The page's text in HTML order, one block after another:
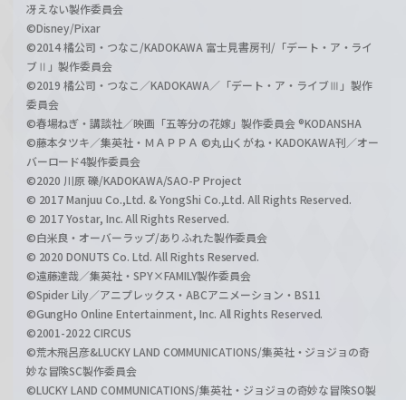
冴えない製作委員会
©Disney/Pixar
©2014 橘公司・つなこ/KADOKAWA 富士見書房刊/「デート・ア・ライ
ブⅡ」製作委員会
©2019 橘公司・つなこ／KADOKAWA／「デート・ア・ライブⅢ」製作
委員会
©春場ねぎ・講談社／映画「五等分の花嫁」製作委員会 ®KODANSHA
©藤本タツキ／集英社・ＭＡＰＰＡ ©丸山くがね・KADOKAWA刊／オー
バーロード4製作委員会
©2020 川原 礫/KADOKAWA/SAO-P Project
© 2017 Manjuu Co.,Ltd. & YongShi Co.,Ltd. All Rights Reserved.
© 2017 Yostar, Inc. All Rights Reserved.
©白米良・オーバーラップ/ありふれた製作委員会
© 2020 DONUTS Co. Ltd. All Rights Reserved.
©遠藤達哉／集英社・SPY×FAMILY製作委員会
©Spider Lily／アニプレックス・ABCアニメーション・BS11
©GungHo Online Entertainment, Inc. All Rights Reserved.
©2001-2022 CIRCUS
©荒木飛呂彦&LUCKY LAND COMMUNICATIONS/集英社・ジョジョの奇
妙な冒険SC製作委員会
©LUCKY LAND COMMUNICATIONS/集英社・ジョジョの奇妙な冒険SO製